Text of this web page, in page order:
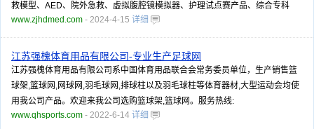
救模型、AED、院外急救、虚拟腹腔镜模拟器、护理试点赛产品、综合专科
www.zjhdmed.com - 2024-4-15 详细
江苏强槐体育用品有限公司-专业生产足球网
江苏强槐体育用品有限公司系中国体育用品联合会常务委员单位，生产销售篮
球架,篮球网,网球网,羽毛球网,排球柱以及羽毛球柱等体育器材,大型运动会均使
用我公司产品。欢迎来我公司选购篮球架,篮球网。服务热线:
www.qhsports.com - 2022-6-14 详细